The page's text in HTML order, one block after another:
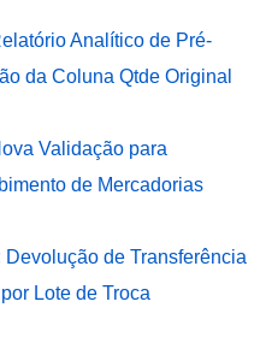
Analítico de Pré-
da Coluna Qtde Original
Validação para
de Mercadorias
de Transferência
Lote de Troca